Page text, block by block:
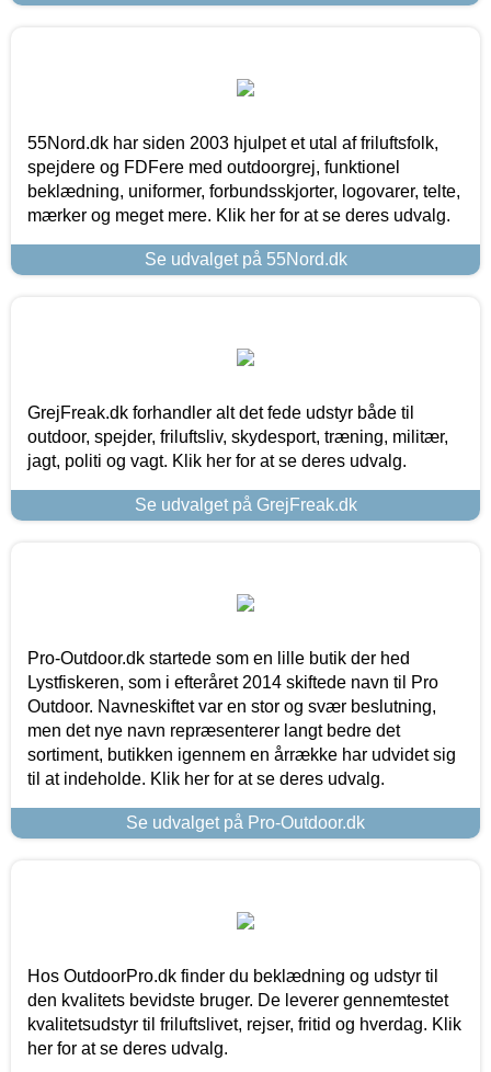
55Nord.dk har siden 2003 hjulpet et utal af friluftsfolk,
spejdere og FDFere med outdoorgrej, funktionel
beklædning, uniformer, forbundsskjorter, logovarer, telte,
mærker og meget mere. Klik her for at se deres udvalg.
Se udvalget på 55Nord.dk
GrejFreak.dk forhandler alt det fede udstyr både til
outdoor, spejder, friluftsliv, skydesport, træning, militær,
jagt, politi og vagt. Klik her for at se deres udvalg.
Se udvalget på GrejFreak.dk
Pro-Outdoor.dk startede som en lille butik der hed
Lystfiskeren, som i efteråret 2014 skiftede navn til Pro
Outdoor. Navneskiftet var en stor og svær beslutning,
men det nye navn repræsenterer langt bedre det
sortiment, butikken igennem en årrække har udvidet sig
til at indeholde. Klik her for at se deres udvalg.
Se udvalget på Pro-Outdoor.dk
Hos OutdoorPro.dk finder du beklædning og udstyr til
den kvalitets bevidste bruger. De leverer gennemtestet
kvalitetsudstyr til friluftslivet, rejser, fritid og hverdag. Klik
her for at se deres udvalg.